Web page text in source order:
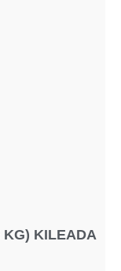
KG) KILEADA